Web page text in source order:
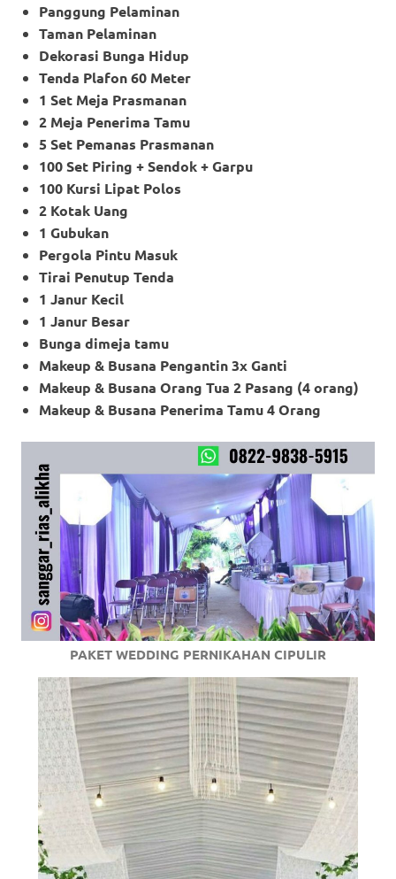
Panggung Pelaminan
Taman Pelaminan
Dekorasi Bunga Hidup
Tenda Plafon 60 Meter
1 Set Meja Prasmanan
2 Meja Penerima Tamu
5 Set Pemanas Prasmanan
100 Set Piring + Sendok + Garpu
100 Kursi Lipat Polos
2 Kotak Uang
1 Gubukan
Pergola Pintu Masuk
Tirai Penutup Tenda
1 Janur Kecil
1 Janur Besar
Bunga dimeja tamu
Makeup & Busana Pengantin 3x Ganti
Makeup & Busana Orang Tua 2 Pasang (4 orang)
Makeup & Busana Penerima Tamu 4 Orang
PAKET WEDDING PERNIKAHAN CIPULIR